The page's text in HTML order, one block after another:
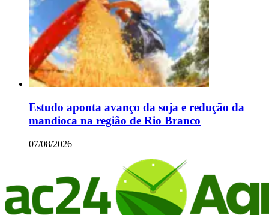
Estudo aponta avanço da soja e redução da
mandioca na região de Rio Branco
07/08/2026